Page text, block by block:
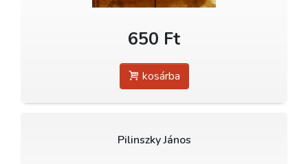
650 Ft
kosárba
Pilinszky János